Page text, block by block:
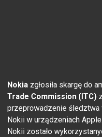
Nokia zgłosiła skargę do
Trade Commission (ITC)
przeprowadzenie śledztwa
Nokii w urządzeniach
Nokii zostało